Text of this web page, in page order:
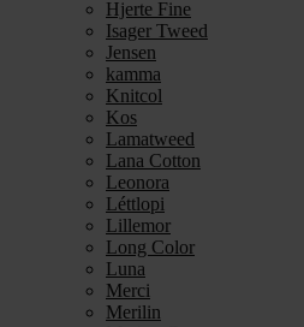
Hjerte Fine
Isager Tweed
Jensen
kamma
Knitcol
Kos
Lamatweed
Lana Cotton
Leonora
Léttlopi
Lillemor
Long Color
Luna
Merci
Merilin